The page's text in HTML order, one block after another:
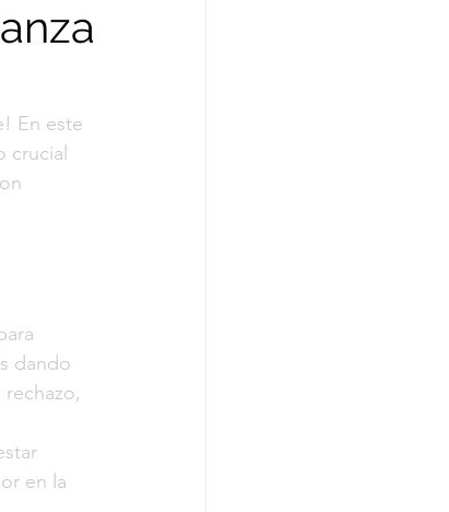
En este
crucial
dando
en la